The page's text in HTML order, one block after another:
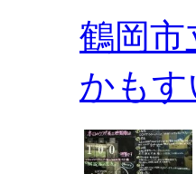
鶴岡市
かもす